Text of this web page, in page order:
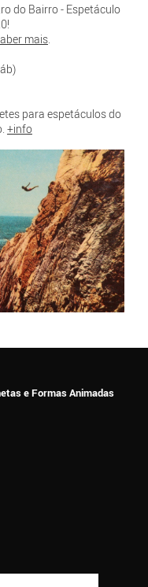
do Bairro - Espetáculo
mais.
para espetáculos do
+info
e Formas Animadas